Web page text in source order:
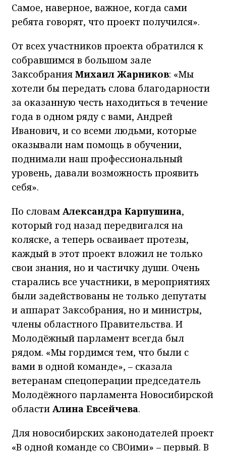
Самое, наверное, важное, когда сами
ребята говорят, что проект получился».
От всех участников проекта обратился к
собравшимся в большом зале
Заксобрания Михаил Жарников: «Мы
хотели бы передать слова благодарности
за оказанную честь находиться в течение
года в одном ряду с вами, Андрей
Иванович, и со всеми людьми, которые
оказывали нам помощь в обучении,
поднимали наш профессиональный
уровень, давали возможность проявить
себя».
По словам Александра Карпушина,
который год назад передвигался на
коляске, а теперь осваивает протезы,
каждый в этот проект вложил не только
свои знания, но и частичку души. Очень
старались все участники, в мероприятиях
были задействованы не только депутаты
и аппарат Заксобрания, но и министры,
члены областного Правительства. И
Молодёжный парламент всегда был
рядом. «Мы гордимся тем, что были с
вами в одной команде», – сказала
ветеранам спецоперации председатель
Молодёжного парламента Новосибирской
области Алина Евсейчева.
Для новосибирских законодателей проект
«В одной команде со СВОими» – первый. В